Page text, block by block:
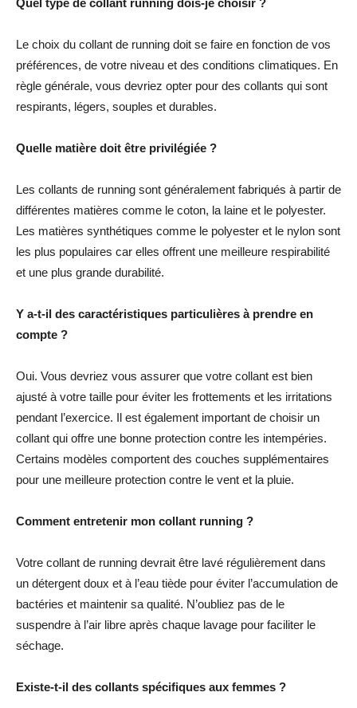
Le choix du collant de running doit se faire en fonction de vos
préférences, de votre niveau et des conditions climatiques. En
règle générale, vous devriez opter pour des collants qui sont
respirants, légers, souples et durables.
Quelle matière doit être privilégiée ?
Les collants de running sont généralement fabriqués à partir de
différentes matières comme le coton, la laine et le polyester.
Les matières synthétiques comme le polyester et le nylon sont
les plus populaires car elles offrent une meilleure respirabilité
et une plus grande durabilité.
Y a-t-il des caractéristiques particulières à prendre en
compte ?
Oui. Vous devriez vous assurer que votre collant est bien
ajusté à votre taille pour éviter les frottements et les irritations
pendant l’exercice. Il est également important de choisir un
collant qui offre une bonne protection contre les intempéries.
Certains modèles comportent des couches supplémentaires
pour une meilleure protection contre le vent et la pluie.
Comment entretenir mon collant running ?
Votre collant de running devrait être lavé régulièrement dans
un détergent doux et à l’eau tiède pour éviter l’accumulation de
bactéries et maintenir sa qualité. N’oubliez pas de le
suspendre à l’air libre après chaque lavage pour faciliter le
séchage.
Existe-t-il des collants spécifiques aux femmes ?